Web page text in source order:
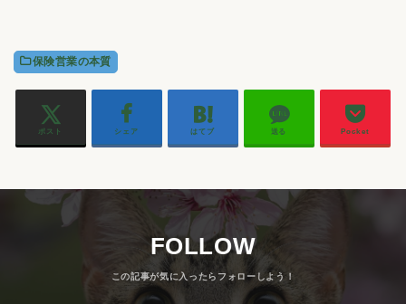
保険営業の本質
ポスト シェア はてブ 送る Pocket
FOLLOW